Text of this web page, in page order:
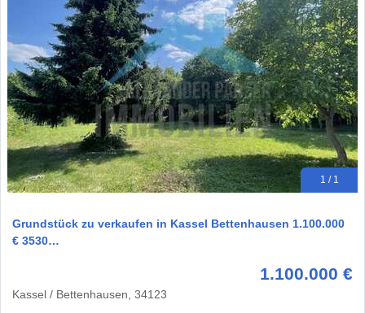
1 / 1
Grundstück zu verkaufen in Kassel Bettenhausen 1.100.000
€ 3530…
1.100.000 €
Kassel / Bettenhausen, 34123